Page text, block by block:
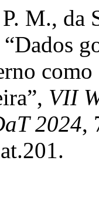
M., da
VII
2024,